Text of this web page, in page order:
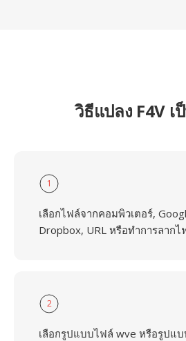
วิธีแปลง F4V เ
1
เลือกไฟล์จากคอมพิวเตอร์,
Dropbox, URL หรือทำการลาก
2
เลือกรูปแบบไฟล์ wve หรือรูปแ